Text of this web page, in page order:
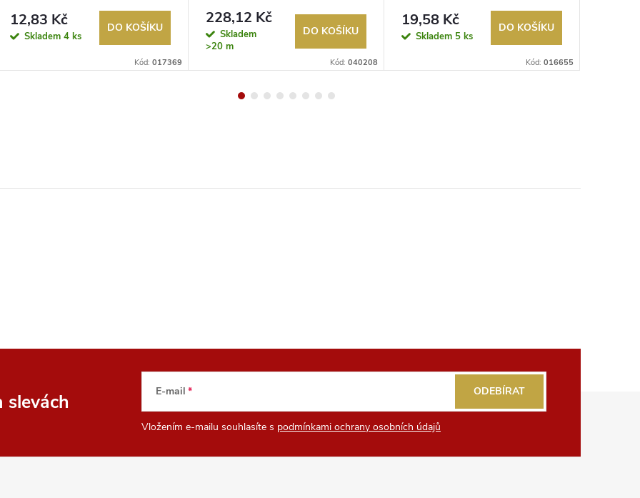
12,83 Kč
Skladem 4 ks
DO KOŠÍKU
Kód: 017369
228,12 Kč
Skladem
>20 m
DO KOŠÍKU
Kód: 040208
19,58 Kč
Skladem 5 ks
DO KOŠÍKU
Kód: 016655
slevách E-mail
Vložením e-mailu souhlasíte s podmínkami ochrany osobních údajů
ODEBÍRAT